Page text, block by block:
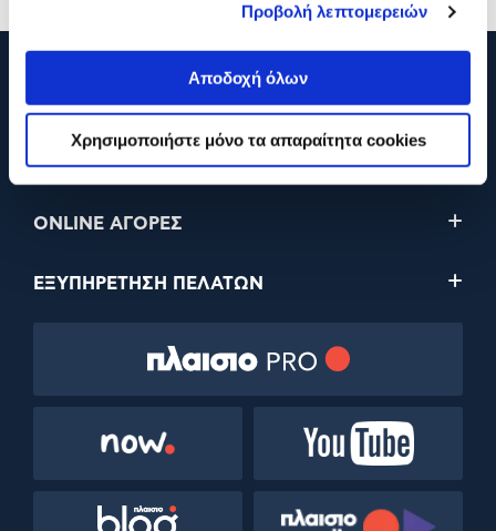
Προβολή λεπτομερειών
Αποδοχή όλων
Χρησιμοποιήστε μόνο τα απαραίτητα cookies
Η ΕΤΑΙΡΕΙΑ
ONLINE ΑΓΟΡΕΣ
ΕΞΥΠΗΡΕΤΗΣΗ ΠΕΛΑΤΩΝ